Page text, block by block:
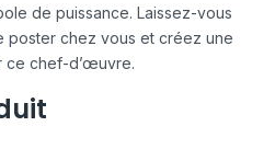
de puissance. Laissez-vous
poster chez vous et créez une
ce chef-d’œuvre.